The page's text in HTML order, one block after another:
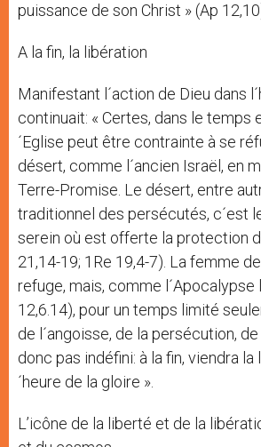
puissance de son Christ » (Ap
A la fin, la libération
Manifestant l´action de Dieu dans
continuait: « Certes, dans le temps
´Eglise peut être contrainte à se
désert, comme l´ancien Israël, en
Terre-Promise. Le désert, entre
traditionnel des persécutés, c´est
serein où est offerte la protection
21,14-19; 1Re 19,4-7). La femme
refuge, mais, comme l´Apocalypse
12,6.14), pour un temps limité
de l´angoisse, de la persécution, de
donc pas indéfini: à la fin, viendra la
´heure de la gloire ».
L’icône de la liberté et de la